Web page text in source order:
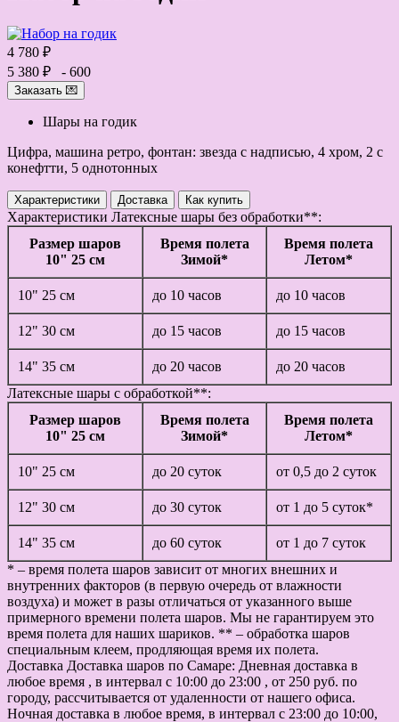
4 780 ₽
5 380 ₽ - 600
Заказать 💌
Шары на годик
Цифра, машина ретро, фонтан: звезда с надписью, 4 хром, 2 с
конефтти, 5 однотонных
Характеристики Доставка Как купить
Характеристики Латексные шары без обработки**:
Размер шаров
10" 25 см
Время полета
Зимой*
Время полета
Летом*
10" 25 см до 10 часов до 10 часов
12" 30 см до 15 часов до 15 часов
14" 35 см до 20 часов
до 20 часов
Латексные шары с обработкой**:
Размер шаров
10" 25 см
Время полета
Зимой*
Время полета
Летом*
10" 25 см до 20 суток от 0,5 до 2 суток
12" 30 см до 30 суток от 1 до 5 суток*
14" 35 см до 60 суток
от 1 до 7 суток
* – время полета шаров зависит от многих внешних и
внутренних факторов (в первую очередь от влажности
воздуха) и может в разы отличаться от указанного выше
примерного времени полета шаров. Мы не гарантируем это
время полета для наших шариков. ** – обработка шаров
специальным клеем, продляющая время их полета.
Доставка Доставка шаров по Самаре: Дневная доставка в
любое время , в интервал с 10:00 до 23:00 , от 250 руб. по
городу, рассчитывается от удаленности от нашего офиса.
Ночная доставка в любое время, в интервал с 23:00 до 10:00,